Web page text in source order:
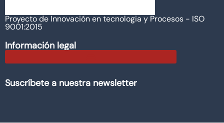
Proyecto de Innovación en tecnologia y Procesos - ISO
9001:2015
Información legal
Suscríbete a nuestra newsletter